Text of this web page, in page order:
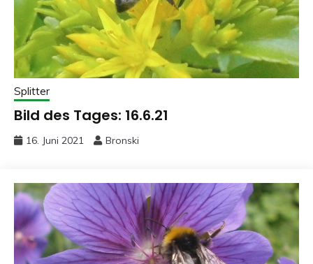
Splitter
Bild des Tages: 16.6.21
16. Juni 2021 Bronski